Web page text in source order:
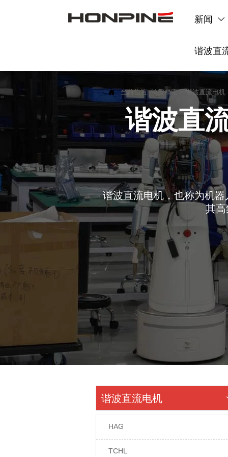
新闻 
谐波直
 当前位置:鸿磐精密>谐波直流电机
谐波直
谐波直流电机，也称为机
其
谐波直流电机
HAG
TCHL